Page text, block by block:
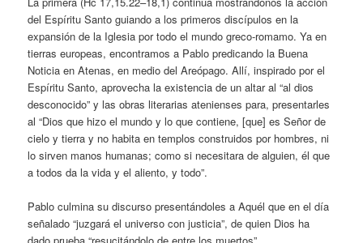
del Espíritu Santo guiando a los primeros discípulos en la
expansión de la Iglesia por todo el mundo greco-romamo. Ya en
tierras europeas, encontramos a Pablo predicando la Buena
Noticia en Atenas, en medio del Areópago. Allí, inspirado por el
Espíritu Santo, aprovecha la existencia de un altar al “al dios
desconocido” y las obras literarias atenienses para, presentarles
al “Dios que hizo el mundo y lo que contiene, [que] es Señor de
cielo y tierra y no habita en templos construidos por hombres, ni
lo sirven manos humanas; como si necesitara de alguien, él que
a todos da la vida y el aliento, y todo”.
Pablo culmina su discurso presentándoles a Aquél que en el día
señalado “juzgará el universo con justicia”, de quien Dios ha